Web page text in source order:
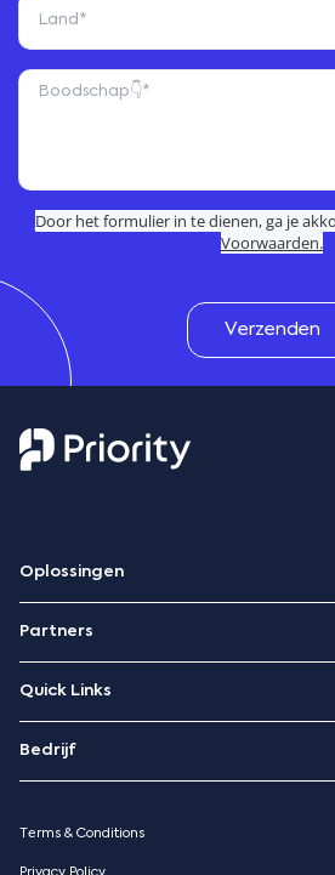
Door het formulier in te dienen, ga je
Voorwaarden.
Oplossingen
ERP
Partners
Technologiepartners
Priority Market
Quick Links
‪Contacteer Ons
Bedrijf
Over ons
Pricing
Terms & Conditions